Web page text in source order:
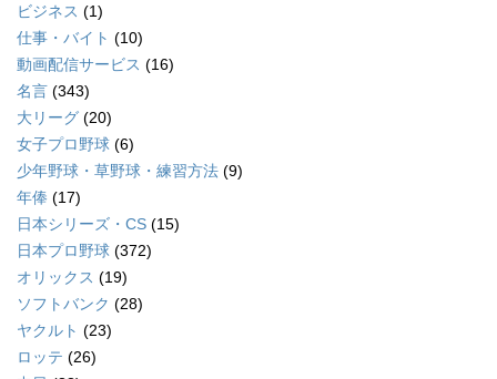
ビジネス (1)
仕事・バイト (10)
動画配信サービス (16)
名言 (343)
大リーグ (20)
女子プロ野球 (6)
少年野球・草野球・練習方法 (9)
年俸 (17)
日本シリーズ・CS (15)
日本プロ野球 (372)
オリックス (19)
ソフトバンク (28)
ヤクルト (23)
ロッテ (26)